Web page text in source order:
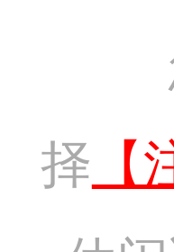
择 【